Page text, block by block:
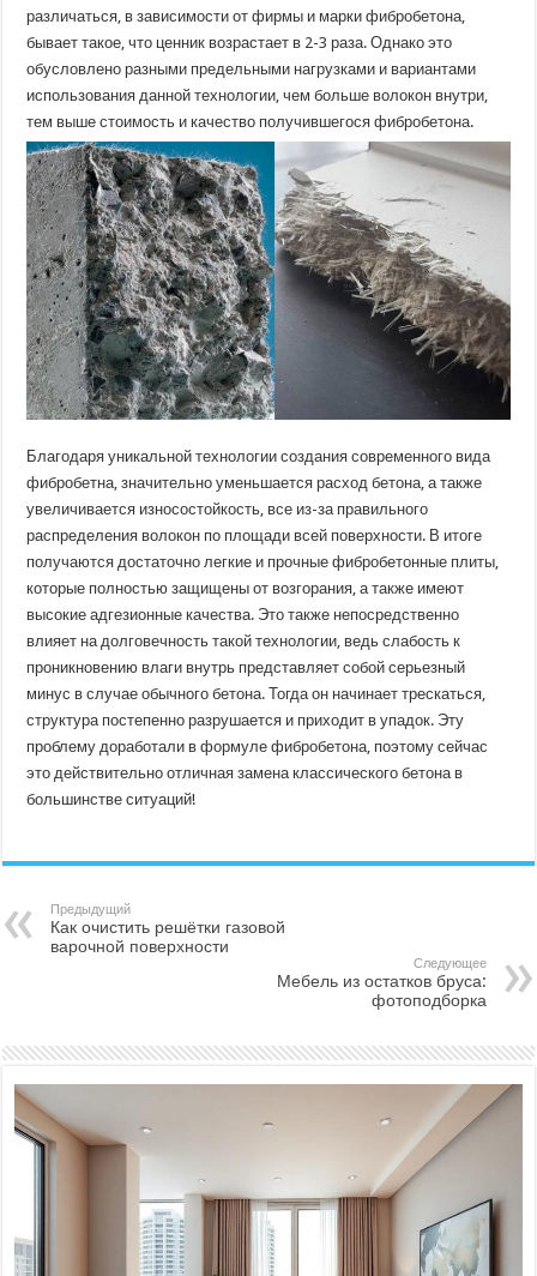
различаться, в зависимости от фирмы и марки фибробетона,
бывает такое, что ценник возрастает в 2-3 раза. Однако это
обусловлено разными предельными нагрузками и вариантами
использования данной технологии, чем больше волокон внутри,
тем выше стоимость и качество получившегося фибробетона.
Благодаря уникальной технологии создания современного вида
фибробетна, значительно уменьшается расход бетона, а также
увеличивается износостойкость, все из-за правильного
распределения волокон по площади всей поверхности. В итоге
получаются достаточно легкие и прочные фибробетонные плиты,
которые полностью защищены от возгорания, а также имеют
высокие адгезионные качества. Это также непосредственно
влияет на долговечность такой технологии, ведь слабость к
проникновению влаги внутрь представляет собой серьезный
минус в случае обычного бетона. Тогда он начинает трескаться,
структура постепенно разрушается и приходит в упадок. Эту
проблему доработали в формуле фибробетона, поэтому сейчас
это действительно отличная замена классического бетона в
большинстве ситуаций!
Предыдущий
Как очистить решётки газовой
варочной поверхности
Следующее
Мебель из остатков бруса:
фотоподборка